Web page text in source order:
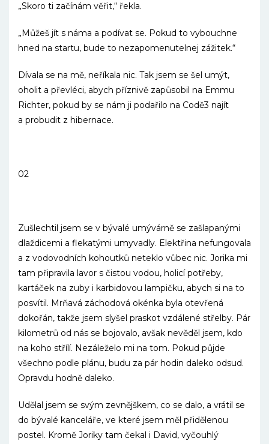
„Skoro ti začínám věřit,“ řekla.
„Můžeš jít s náma a podívat se. Pokud to vybouchne
hned na startu, bude to nezapomenutelnej zážitek.“
Dívala se na mě, neříkala nic. Tak jsem se šel umýt,
oholit a převléci, abych příznivě zapůsobil na Emmu
Richter, pokud by se nám ji podařilo na Codě3 najít
a probudit z hibernace.
02
Zušlechtil jsem se v bývalé umývárně se zašlapanými
dlaždicemi a flekatými umyvadly. Elektřina nefungovala
a z vodovodních kohoutků neteklo vůbec nic. Jorika mi
tam připravila lavor s čistou vodou, holicí potřeby,
kartáček na zuby i karbidovou lampičku, abych si na to
posvítil. Mrňavá záchodová okénka byla otevřená
dokořán, takže jsem slyšel praskot vzdálené střelby. Pár
kilometrů od nás se bojovalo, avšak nevěděl jsem, kdo
na koho střílí. Nezáleželo mi na tom. Pokud půjde
všechno podle plánu, budu za pár hodin daleko odsud.
Opravdu hodně daleko.
Udělal jsem se svým zevnějškem, co se dalo, a vrátil se
do bývalé kanceláře, ve které jsem měl přidělenou
postel. Kromě Joriky tam čekal i David, vyčouhlý